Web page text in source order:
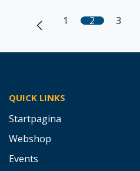
1 2 3
QUICK LINKS
Startpagina
Webshop
Events